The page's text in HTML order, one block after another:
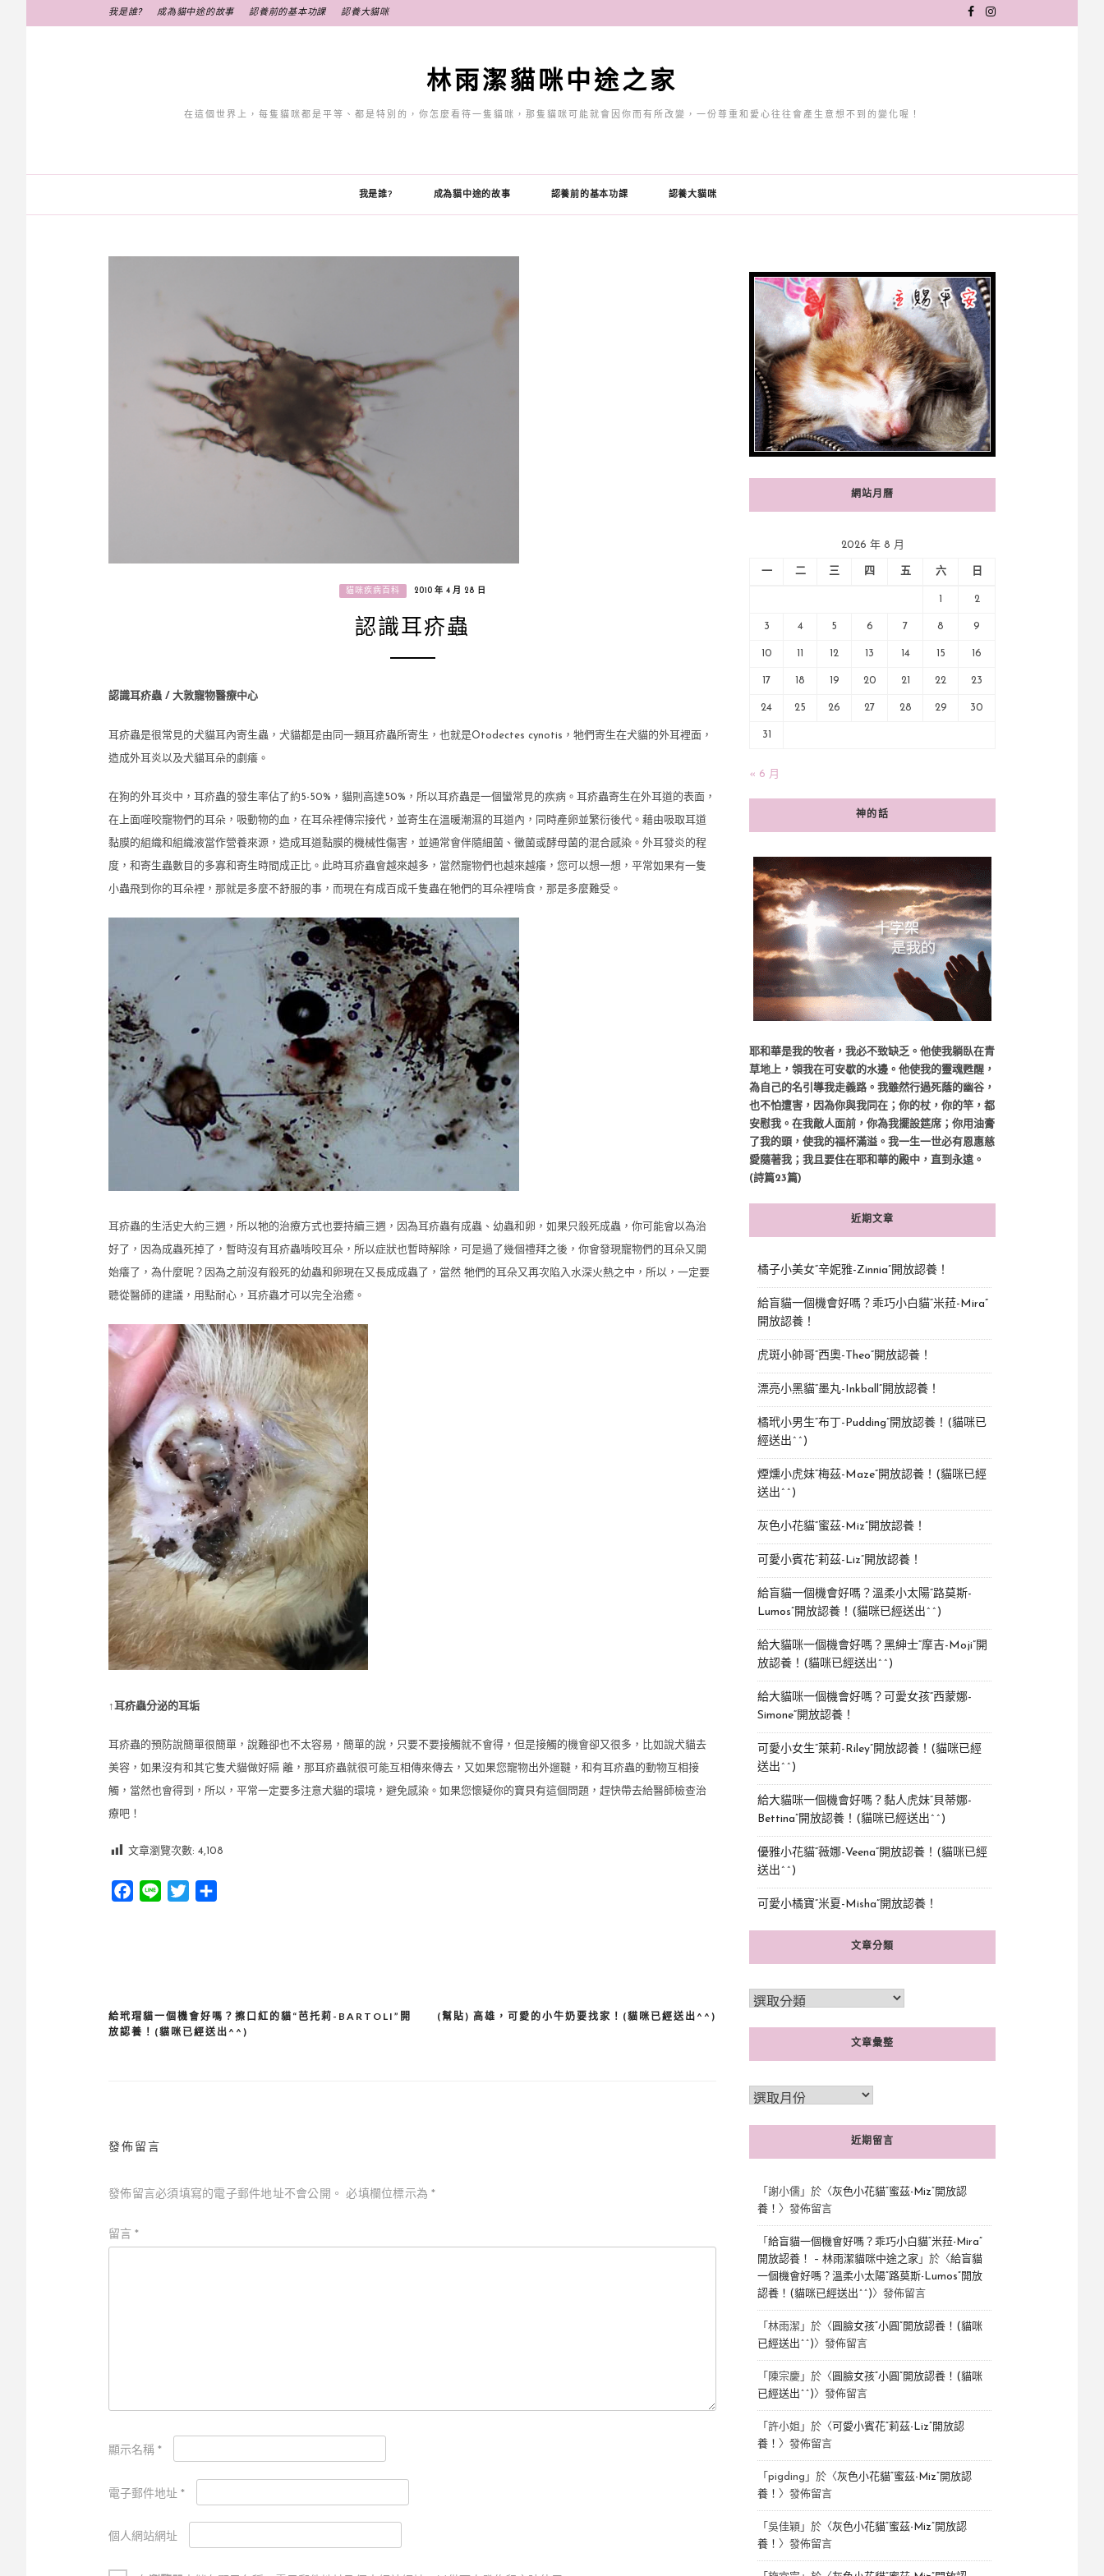
至
我是誰? 成為貓中途的故事 認養前的基本功課 認養大貓咪
林雨潔貓咪中途之家
在這個世界上，每隻貓咪都是平等、都是特別的，你怎麼看待一隻貓咪，那隻貓咪可能就會因你而有所改變，一份尊重和愛心往往會產生意想不到的變化喔！
我是誰? 成為貓中途的故事 認養前的基本功課 認養大貓咪
貓咪疾病百科 2010 年 4 月 28 日
認識耳疥蟲
認識耳疥蟲 / 大敦寵物醫療中心
耳疥蟲是很常見的犬貓耳內寄生蟲，犬貓都是由同一類耳疥蟲所寄生，也就是Otodectes cynotis ，牠們寄生在犬貓的外耳裡面，
造成外耳炎以及犬貓耳朵的劇癢。
在狗的外耳炎中，耳疥蟲的發生率佔了約5-50% ，貓則高達50%，所以耳疥蟲是一個蠻常見的疾病。耳疥蟲寄生在外耳道的表面，
在上面噬咬寵物們的耳朵，吸動物的血，在耳朵裡傳宗接代，並寄生在溫暖潮濕的耳道內，同時產卵並繁衍後代。藉由吸取耳道
黏膜的組織和組織液當作營養來源，造成耳道黏膜的機械性傷害，並通常會伴隨細菌、黴菌或酵母菌的混合感染。外耳發炎的程
度，和寄生蟲數目的多寡和寄生時間成正比。此時耳疥蟲會越來越多，當然寵物們也越來越癢，您可以想一想，平常如果有一隻
小蟲飛到你的耳朵裡，那就是多麼不舒服的事，而現在有成百成千隻蟲在牠們的耳朵裡啃食，那是多麼難受。
耳疥蟲的生活史大約三週，所以牠的治療方式也要持續三週，因為耳疥蟲有成蟲、幼蟲和卵，如果只殺死成蟲，你可能會以為治
好了，因為成蟲死掉了，暫時沒有耳疥蟲啃咬耳朵，所以症狀也暫時解除，可是過了幾個禮拜之後，你會發現寵物們的耳朵又開
始癢了，為什麼呢？因為之前沒有殺死的幼蟲和卵現在又長成成蟲了，當然 牠們的耳朵又再次陷入水深火熱之中，所以，一定要
聽從醫師的建議，用點耐心，耳疥蟲才可以完全治癒。
↑耳疥蟲分泌的耳垢
耳疥蟲的預防說簡單很簡單，說難卻也不太容易，簡單的說，只要不要接觸就不會得，但是接觸的機會卻又很多，比如說犬貓去
美容，如果沒有和其它隻犬貓做好隔 離，那耳疥蟲就很可能互相傳來傳去，又如果您寵物出外遛韃，和有耳疥蟲的動物互相接
觸，當然也會得到，所以，平常一定要多注意犬貓的環境，避免感染。如果您懷疑你的寶貝有這個問題，趕快帶去給醫師檢查治
療吧！
文章瀏覽次數: 4,108
Facebook
Line Twitter
文
(幫貼) 高雄，可愛的小牛奶要找家！(貓咪已經送出^^)
給玳瑁貓一個機會好嗎？擦口紅的貓“芭托莉-BARTOLI”開
放認養！(貓咪已經送出^^)
發佈留言
發佈留言必須填寫的電子郵件地址不會公開。 必填欄位標示為*
留言 *
顯示名稱 *
電子郵件地址 *
個人網站網址
網站月曆
2026 年 8 月
一 二 三 四 五 六 日
2
3 4 5 6 7 8 9
10 12 13 14 15 16
17 18 19 20 21 22 23
24 25 26 27 28 29 30
31
« 6 月
神的話
耶和華是我的牧者，我必不致缺乏。他使我躺臥在青
草地上，領我在可安歇的水邊。他使我的靈魂甦醒，
為自己的名引導我走義路。我雖然行過死蔭的幽谷，
也不怕遭害，因為你與我同在；你的杖，你的竿，都
安慰我。在我敵人面前，你為我擺設筵席；你用油膏
了我的頭，使我的福杯滿溢。我一生一世必有恩惠慈
愛隨著我；我且要住在耶和華的殿中，直到永遠。
(詩篇23篇)
近期文章
橘子小美女“辛妮雅-Zinnia”開放認養！
給盲貓一個機會好嗎？乖巧小白貓“米菈-Mira”
開放認養！
虎斑小帥哥“西奧-Theo”開放認養！
漂亮小黑貓“墨丸-Inkball”開放認養！
橘玳小男生“布丁-Pudding”開放認養！(貓咪已
經送出^^)
煙燻小虎妹“梅茲-Maze”開放認養！(貓咪已經
送出^^)
灰色小花貓“蜜茲-Miz”開放認養！
可愛小賓花“莉茲-Liz”開放認養！
給盲貓一個機會好嗎？溫柔小太陽“路莫斯-
Lumos”開放認養！(貓咪已經送出^^)
給大貓咪一個機會好嗎？黑紳士“摩吉-Moji”開
放認養！(貓咪已經送出^^)
給大貓咪一個機會好嗎？可愛女孩“西蒙娜-
Simone“開放認養！
可愛小女生“萊莉-Riley”開放認養！(貓咪已經
送出^^)
給大貓咪一個機會好嗎？黏人虎妹“貝蒂娜-
Bettina”開放認養！(貓咪已經送出^^)
優雅小花貓“薇娜-Veena”開放認養！(貓咪已經
送出^^)
可愛小橘寶”米夏-Misha”開放認養！
文章分類
文章彙整
近期留言
「 謝小儒 」於〈 灰色小花貓“蜜茲-Miz”開放認
養！ 〉發佈留言
「 給盲貓一個機會好嗎？乖巧小白貓“米菈-Mira”
開放認養！ – 林雨潔貓咪中途之家 」於〈給盲貓
一個機會好嗎？溫柔小太陽“路莫斯-Lumos”開放
認養！(貓咪已經送出^^) 〉發佈留言
「 林雨潔 」於〈 圓臉女孩“小圓”開放認養！(貓咪
已經送出^^) 〉發佈留言
「 陳宗慶 」於〈 圓臉女孩“小圓”開放認養！(貓咪
已經送出^^) 〉發佈留言
「 許小姐 」於〈 可愛小賓花“莉茲-Liz”開放認
養！ 〉發佈留言
「 pigding 」於〈 灰色小花貓“蜜茲-Miz”開放認
養！ 〉發佈留言
「 吳佳穎 」於〈 灰色小花貓“蜜茲-Miz”開放認
養！ 〉發佈留言